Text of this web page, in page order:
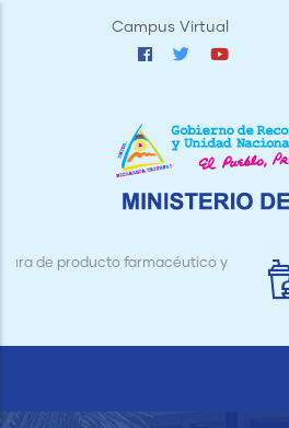
Campus Virtual
Trámite de Licencias para